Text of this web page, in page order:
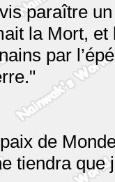
paraître
la Mort,
par
de
tiendra